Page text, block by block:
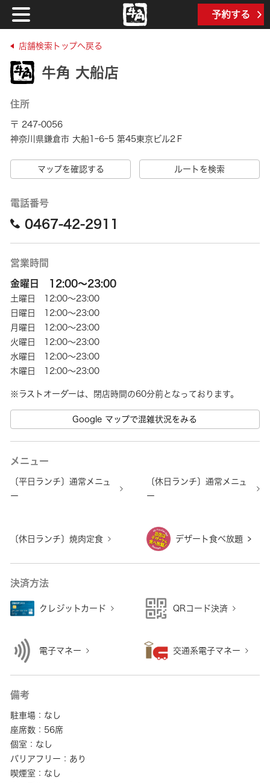
予約する
店舗検索トップへ戻る
牛角 大船店
住所
〒 247-0056
神奈川県鎌倉市 大船1ｰ6ｰ5 第45東京ビル2Ｆ
マップを確認する ルートを検索
電話番号
0467-42-2911
営業時間
金曜日 12:00～23:00
土曜日 12:00～23:00
日曜日 12:00～23:00
月曜日 12:00～23:00
火曜日 12:00～23:00
水曜日 12:00～23:00
木曜日 12:00～23:00
Google マップで混雑状況をみる
メニュー
〔平日ランチ〕通常メニュ
ー
〔休日ランチ〕通常メニュ
ー
〔休日ランチ〕焼肉定食 デザート食べ放題
決済方法
クレジットカード QRコード決済
電子マネー 交通系電子マネー
備考
駐車場：なし
座席数：56席
個室：なし
バリアフリー：あり
喫煙室：なし